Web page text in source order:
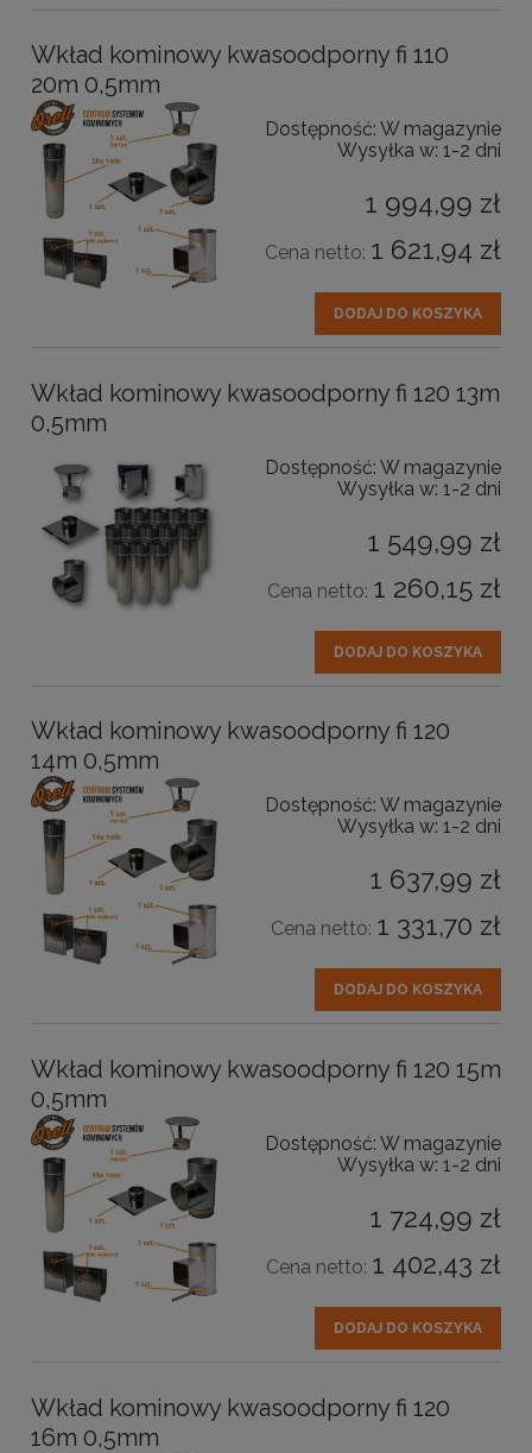
Wkład kominowy kwasoodporny fi 110
20m 0,5mm
Dostępność: W magazynie
Wysyłka w: 1-2 dni
1 994,99 zł
Cena netto: 1 621,94 zł
DODAJ DO KOSZYKA
Wkład kominowy kwasoodporny fi 120 13m
0,5mm
Dostępność: W magazynie
Wysyłka w: 1-2 dni
1 549,99 zł
Cena netto: 1 260,15 zł
DODAJ DO KOSZYKA
Wkład kominowy kwasoodporny fi 120
14m 0,5mm
Dostępność: W magazynie
Wysyłka w: 1-2 dni
1 637,99 zł
Cena netto: 1 331,70 zł
DODAJ DO KOSZYKA
Wkład kominowy kwasoodporny fi 120 15m
0,5mm
Dostępność: W magazynie
Wysyłka w: 1-2 dni
1 724,99 zł
Cena netto: 1 402,43 zł
DODAJ DO KOSZYKA
Wkład kominowy kwasoodporny fi 120
16m 0,5mm